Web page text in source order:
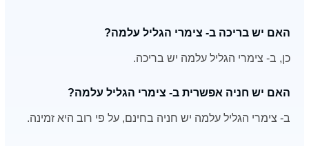
האם יש בריכה ב- צימרי הגליל עלמה?
כן, ב- צימרי הגליל עלמה יש בריכה.
האם יש חניה אפשרית ב- צימרי הגליל עלמה?
ב- צימרי הגליל עלמה יש חניה בחינם, על פי רוב היא זמינה.